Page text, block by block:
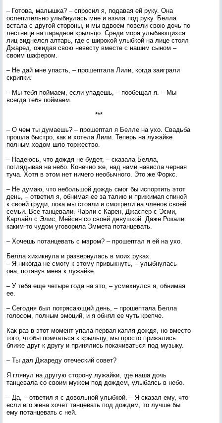
– Готова, малышка? – спросил я, подавая ей руку. Она
ослепительно улыбнулась мне и взяла под руку. Белла
встала с другой стороны, и мы вдвоем повели свою дочь по
лестнице на парадное крыльцо. Среди моря улыбающихся
лиц виднелся алтарь, где с широкой улыбкой на лице стоял
Джаред, ожидая свою невесту вместе с нашим сыном –
своим шафером.
– Не дай мне упасть, – прошептала Лили, когда заиграли
скрипки.
– Мы тебя поймаем, если упадешь, – пообещал я. – Мы
всегда тебя поймаем.
***
– О чем ты думаешь? – прошептал я Белле на ухо. Свадьба
прошла быстро, как и хотела Лили. Теперь на лужайке
полным ходом шло торжество.
– Надеюсь, что дождя не будет, – сказала Белла,
поглядывая на небо. Конечно же, над нами нависла черная
туча. Хотя в этом нет ничего необычного. Это же Форкс.
– Не думаю, что небольшой дождь смог бы испортить этот
день, – ответил я, обнимая ее за талию и прижимая спиной
к своей груди, пока мы стояли и смотрели на членов своей
семьи. Все танцевали. Чарли с Карен, Джаспер с Эсми,
Карлайл с Элис, Мейсен со своей девушкой. Даже Розали
каким-то чудом уговорила Эммета потанцевать.
– Хочешь потанцевать с мэром? – прошептал я ей на ухо.
Белла хихикнула и развернулась в моих руках.
– Я никогда не смогу к этому привыкнуть, – улыбнулась
она, потянув меня к лужайке.
– У тебя еще четыре года на это, – усмехнулся я, обнимая
ее.
– Сегодня был потрясающий день, – прошептала Белла
голосом, полным эмоций, и я обнял ее чуть крепче.
Как раз в этот момент упала первая капля дождя, но вместо
того, чтобы помчаться к крыльцу, мы просто прижались
ближе друг к другу и принялись покачиваться под музыку.
– Ты дал Джареду отеческий совет?
Я глянул на другую сторону лужайки, где наша дочь
танцевала со своим мужем под дождем, улыбаясь в небо.
– Да, – ответил я с довольной улыбкой. – Я сказал ему, что
если его жена хочет танцевать под дождем, то лучше бы
ему потанцевать с ней.